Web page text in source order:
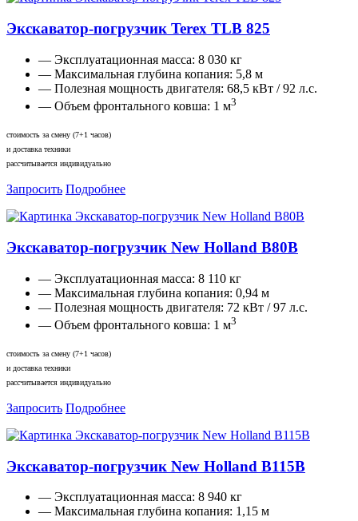
Экскаватор-погрузчик Terex TLB 825
— Эксплуатационная масса: 8 030 кг
— Максимальная глубина копания: 5,8 м
— Полезная мощность двигателя: 68,5 кВт / 92 л.с.
— Объем фронтального ковша: 1 м3
стоимость за смену (7+1 часов)
и доставка техники
рассчитывается индивидуально
Запросить Подробнее
Экскаватор-погрузчик New Holland B80B
— Эксплуатационная масса: 8 110 кг
— Максимальная глубина копания: 0,94 м
— Полезная мощность двигателя: 72 кВт / 97 л.с.
— Объем фронтального ковша: 1 м3
стоимость за смену (7+1 часов)
и доставка техники
рассчитывается индивидуально
Запросить Подробнее
Экскаватор-погрузчик New Holland B115B
— Эксплуатационная масса: 8 940 кг
— Максимальная глубина копания: 1,15 м